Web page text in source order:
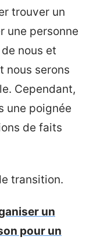
trouver un
une personne
nous et
nous serons
Cependant,
une poignée
de faits
transition.
un
pour un